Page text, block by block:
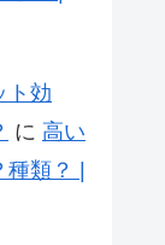
ト効
に 高い
類？ |